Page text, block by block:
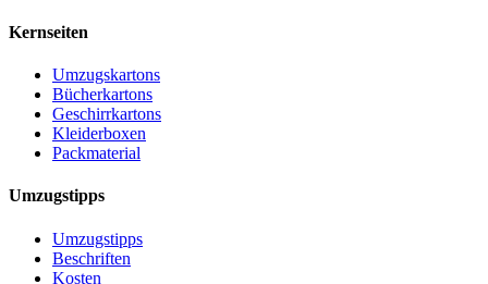
Kernseiten
Umzugskartons
Bücherkartons
Geschirrkartons
Kleiderboxen
Packmaterial
Umzugstipps
Umzugstipps
Beschriften
Kosten